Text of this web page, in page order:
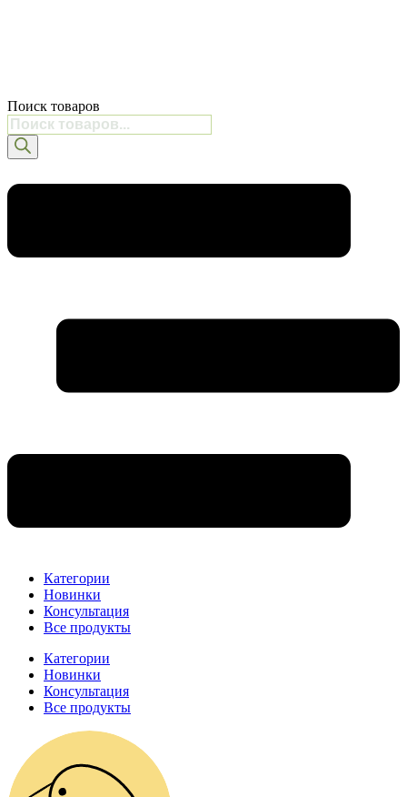
Поиск товаров
Категории
Новинки
Консультация
Все продукты
Категории
Новинки
Консультация
Все продукты